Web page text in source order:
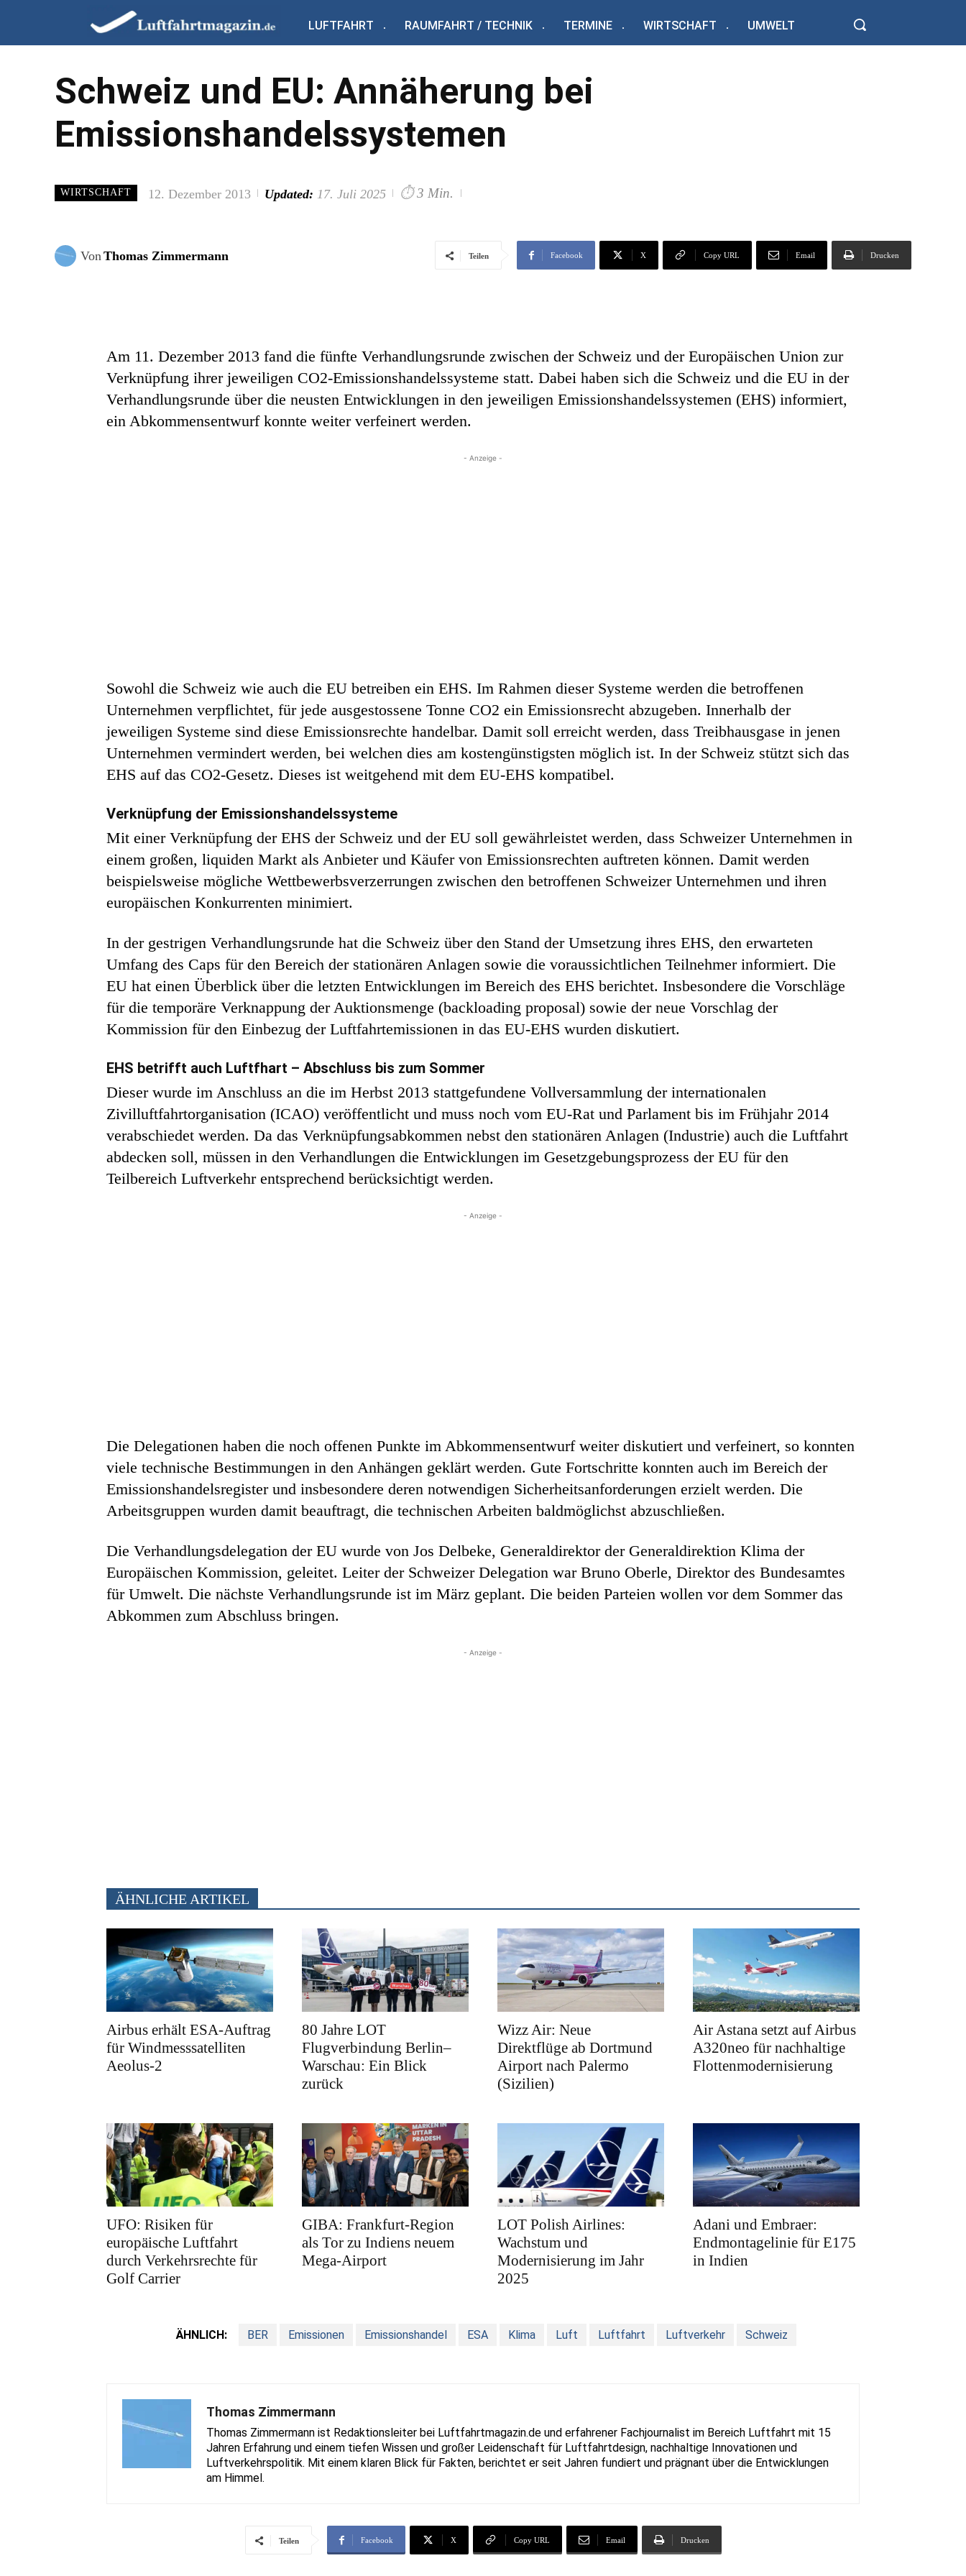
LUFTFAHRT RAUMFAHRT / TECHNIK TERMINE WIRTSCHAFT UMWELT
Schweiz und EU: Annäherung bei
Emissionshandelssystemen
WIRTSCHAFT 12. Dezember 2013 Updated: 17. Juli 2025 ⏱ 3 Min.
VonThomas Zimmermann Teilen Facebook X Copy URL Email Drucken
Am 11. Dezember 2013 fand die fünfte Verhandlungsrunde zwischen der Schweiz und der Europäischen Union zur
Verknüpfung ihrer jeweiligen CO2-Emissionshandelssysteme statt. Dabei haben sich die Schweiz und die EU in der
Verhandlungsrunde über die neusten Entwicklungen in den jeweiligen Emissionshandelssystemen (EHS) informiert,
ein Abkommensentwurf konnte weiter verfeinert werden.
- Anzeige -
Sowohl die Schweiz wie auch die EU betreiben ein EHS. Im Rahmen dieser Systeme werden die betroffenen
Unternehmen verpflichtet, für jede ausgestossene Tonne CO2 ein Emissionsrecht abzugeben. Innerhalb der
jeweiligen Systeme sind diese Emissionsrechte handelbar. Damit soll erreicht werden, dass Treibhausgase in jenen
Unternehmen vermindert werden, bei welchen dies am kostengünstigsten möglich ist. In der Schweiz stützt sich das
EHS auf das CO2-Gesetz. Dieses ist weitgehend mit dem EU-EHS kompatibel.
Verknüpfung der Emissionshandelssysteme
Mit einer Verknüpfung der EHS der Schweiz und der EU soll gewährleistet werden, dass Schweizer Unternehmen in
einem großen, liquiden Markt als Anbieter und Käufer von Emissionsrechten auftreten können. Damit werden
beispielsweise mögliche Wettbewerbsverzerrungen zwischen den betroffenen Schweizer Unternehmen und ihren
europäischen Konkurrenten minimiert.
In der gestrigen Verhandlungsrunde hat die Schweiz über den Stand der Umsetzung ihres EHS, den erwarteten
Umfang des Caps für den Bereich der stationären Anlagen sowie die voraussichtlichen Teilnehmer informiert. Die
EU hat einen Überblick über die letzten Entwicklungen im Bereich des EHS berichtet. Insbesondere die Vorschläge
für die temporäre Verknappung der Auktionsmenge (backloading proposal) sowie der neue Vorschlag der
Kommission für den Einbezug der Luftfahrtemissionen in das EU-EHS wurden diskutiert.
EHS betrifft auch Luftfhart – Abschluss bis zum Sommer
Dieser wurde im Anschluss an die im Herbst 2013 stattgefundene Vollversammlung der internationalen
Zivilluftfahrtorganisation (ICAO) veröffentlicht und muss noch vom EU-Rat und Parlament bis im Frühjahr 2014
verabschiedet werden. Da das Verknüpfungsabkommen nebst den stationären Anlagen (Industrie) auch die Luftfahrt
abdecken soll, müssen in den Verhandlungen die Entwicklungen im Gesetzgebungsprozess der EU für den
Teilbereich Luftverkehr entsprechend berücksichtigt werden.
- Anzeige -
Die Delegationen haben die noch offenen Punkte im Abkommensentwurf weiter diskutiert und verfeinert, so konnten
viele technische Bestimmungen in den Anhängen geklärt werden. Gute Fortschritte konnten auch im Bereich der
Emissionshandelsregister und insbesondere deren notwendigen Sicherheitsanforderungen erzielt werden. Die
Arbeitsgruppen wurden damit beauftragt, die technischen Arbeiten baldmöglichst abzuschließen.
Die Verhandlungsdelegation der EU wurde von Jos Delbeke, Generaldirektor der Generaldirektion Klima der
Europäischen Kommission, geleitet. Leiter der Schweizer Delegation war Bruno Oberle, Direktor des Bundesamtes
für Umwelt. Die nächste Verhandlungsrunde ist im März geplant. Die beiden Parteien wollen vor dem Sommer das
Abkommen zum Abschluss bringen.
- Anzeige -
ÄHNLICHE ARTIKEL
Airbus erhält ESA-Auftrag
für Windmesssatelliten
Aeolus-2
80 Jahre LOT
Flugverbindung Berlin–
Warschau: Ein Blick
zurück
Wizz Air: Neue
Direktflüge ab Dortmund
Airport nach Palermo
(Sizilien)
Air Astana setzt auf Airbus
A320neo für nachhaltige
Flottenmodernisierung
UFO: Risiken für
europäische Luftfahrt
durch Verkehrsrechte für
Golf Carrier
GIBA: Frankfurt-Region
als Tor zu Indiens neuem
Mega-Airport
LOT Polish Airlines:
Wachstum und
Modernisierung im Jahr
2025
Adani und Embraer:
Endmontagelinie für E175
in Indien
ÄHNLICH: BER Emissionen Emissionshandel ESA Klima Luft Luftfahrt Luftverkehr Schweiz
Thomas Zimmermann
Thomas Zimmermann ist Redaktionsleiter bei Luftfahrtmagazin.de und erfahrener Fachjournalist im Bereich Luftfahrt mit 15
Jahren Erfahrung und einem tiefen Wissen und großer Leidenschaft für Luftfahrtdesign, nachhaltige Innovationen und
Luftverkehrspolitik. Mit einem klaren Blick für Fakten, berichtet er seit Jahren fundiert und prägnant über die Entwicklungen
am Himmel.
Teilen Facebook X Copy URL Email Drucken